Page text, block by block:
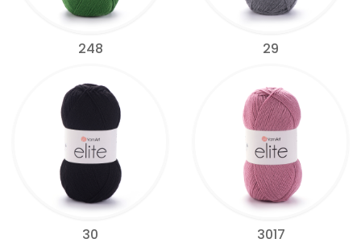
248 29
30 3017